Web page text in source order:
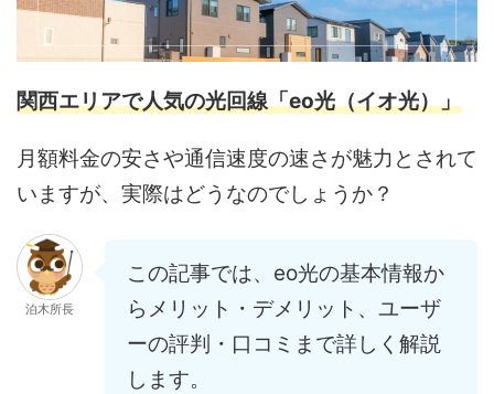
関西エリアで人気の光回線「eo光（イオ光）」
月額料金の安さや通信速度の速さが魅力とされて
いますが、実際はどうなのでしょうか？
泊木所長
この記事では、eo光の基本情報か
らメリット・デメリット、ユーザ
ーの評判・口コミまで詳しく解説
します。